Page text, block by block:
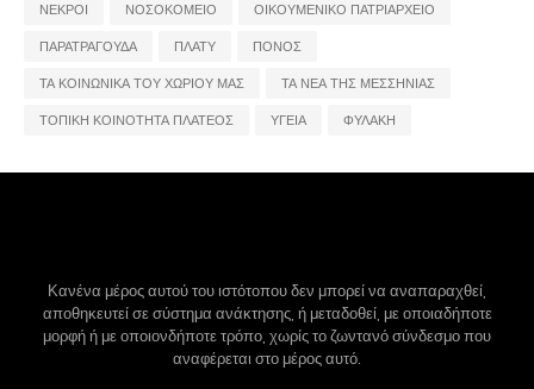
ΝΕΚΡΟΙ
ΝΟΣΟΚΟΜΕΙΟ
ΟΙΚΟΥΜΕΝΙΚΟ ΠΑΤΡΙΑΡΧΕΙΟ
ΠΑΡΑΤΡΑΓΟΥΔΑ
ΠΛΑΤΥ
ΠΟΝΟΣ
ΤΑ ΚΟΙΝΩΝΙΚΑ ΤΟΥ ΧΩΡΙΟΥ ΜΑΣ
ΤΑ ΝΕΑ ΤΗΣ ΜΕΣΣΗΝΙΑΣ
ΤΟΠΙΚΗ ΚΟΙΝΟΤΗΤΑ ΠΛΑΤΕΟΣ
ΥΓΕΙΑ ΦΥΛΑΚΗ
Κανένα μέρος αυτού του ιστότοπου δεν μπορεί να αναπαραχθεί,
αποθηκευτεί σε σύστημα ανάκτησης, ή μεταδοθεί, με οποιαδήποτε
μορφή ή με οποιονδήποτε τρόπο, χωρίς το ζωντανό σύνδεσμο που
αναφέρεται στο μέρος αυτό.